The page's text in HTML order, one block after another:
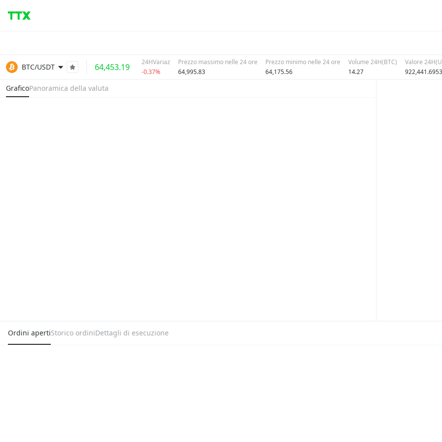
BTC/USDT 64,453.19
24HVariaz
-0.37%
Prezzo massimo nelle 24 ore
64,995.83
Prezzo minimo nelle 24 ore
64,175.56
Volume 24H(BTC)
14.27
Valore
GraficoPanoramica della valuta
Ordini apertiStorico ordiniDettagli di esecuzione